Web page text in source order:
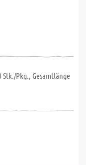
Pkg., Gesamtlänge